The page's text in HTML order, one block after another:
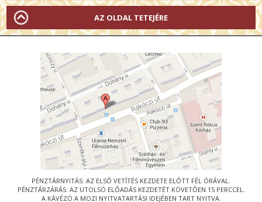
AZ OLDAL TETEJÉRE
PÉNZTÁRNYITÁS: AZ ELSŐ VETÍTÉS KEZDETE ELŐTT FÉL ÓRÁVAL.
PÉNZTÁRZÁRÁS: AZ UTOLSÓ ELŐADÁS KEZDETÉT KÖVETŐEN 15 PERCCEL.
A KÁVÉZÓ A MOZI NYITVATARTÁSI IDEJÉBEN TART NYITVA.